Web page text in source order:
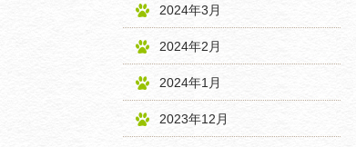
2024年3月
2024年2月
2024年1月
2023年12月